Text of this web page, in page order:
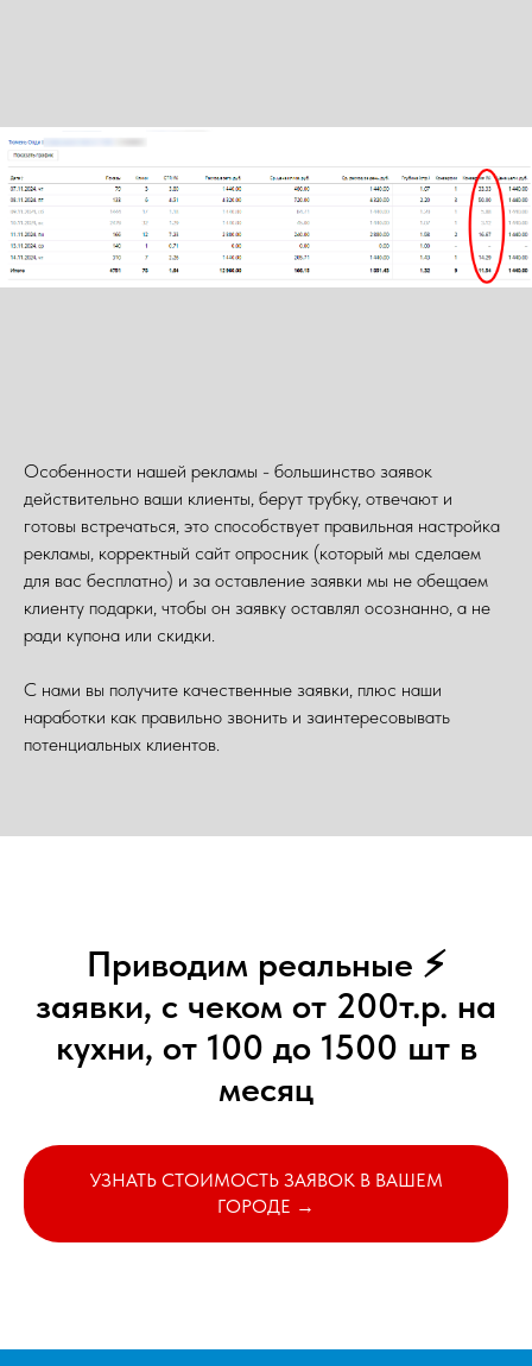
Особенности нашей рекламы - большинство заявок
действительно ваши клиенты, берут трубку, отвечают и
готовы встречаться, это способствует правильная настройка
рекламы, корректный сайт опросник (который мы сделаем
для вас бесплатно) и за оставление заявки мы не обещаем
клиенту подарки, чтобы он заявку оставлял осознанно, а не
ради купона или скидки.
С нами вы получите качественные заявки, плюс наши
наработки как правильно звонить и заинтересовывать
потенциальных клиентов.
Приводим реальные ⚡
заявки, с чеком от 200т.р. на
кухни, от 100 до 1500 шт в
месяц
УЗНАТЬ СТОИМОСТЬ ЗАЯВОК В ВАШЕМ
ГОРОДЕ →